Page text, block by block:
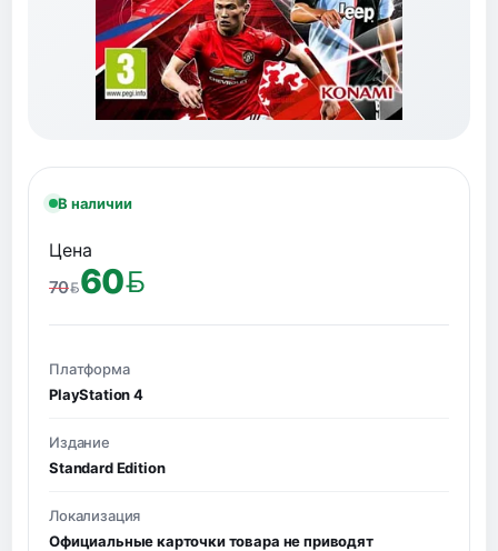
В наличии
Цена
70
BYN60
BYN
Платформа
PlayStation 4
Издание
Standard Edition
Локализация
Официальные карточки товара не приводят